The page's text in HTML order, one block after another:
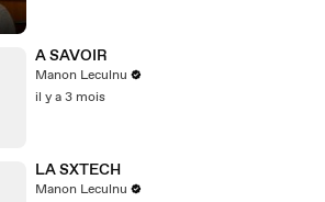
A SAVOIR
Manon Leculnu
il y a 3 mois
LA SXTECH
Manon Leculnu